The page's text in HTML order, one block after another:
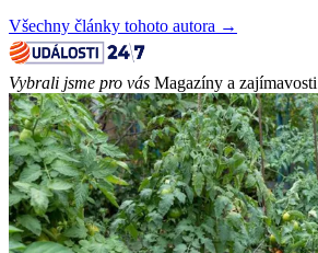
Všechny články tohoto autora →
Vybrali jsme pro vás Magazíny a zajímavosti